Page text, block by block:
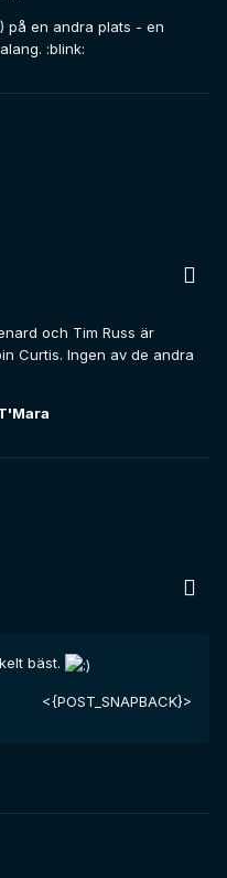
på en andra plats - en
:blink:
och Tim Russ är
Curtis. Ingen av de andra
bäst.
<{POST_SNAPBACK}>